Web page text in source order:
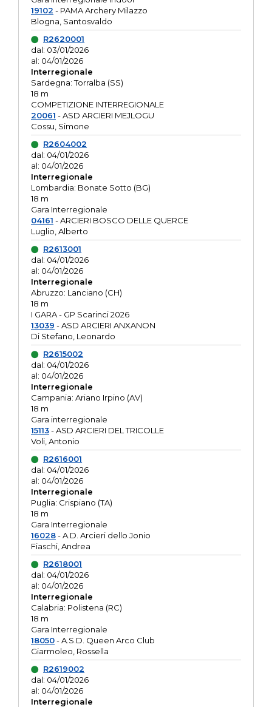
19102 - PAMA Archery Milazzo
Blogna, Santosvaldo
R2620001
dal: 03/01/2026
al: 04/01/2026
Interregionale
Sardegna: Torralba (SS)
18 m
COMPETIZIONE INTERREGIONALE
20061 - ASD ARCIERI MEJLOGU
Cossu, Simone
R2604002
dal: 04/01/2026
al: 04/01/2026
Interregionale
Lombardia: Bonate Sotto (BG)
18 m
Gara Interregionale
04161 - ARCIERI BOSCO DELLE QUERCE
Luglio, Alberto
R2613001
dal: 04/01/2026
al: 04/01/2026
Interregionale
Abruzzo: Lanciano (CH)
18 m
I GARA - GP Scarinci 2026
13039 - ASD ARCIERI ANXANON
Di Stefano, Leonardo
R2615002
dal: 04/01/2026
al: 04/01/2026
Interregionale
Campania: Ariano Irpino (AV)
18 m
Gara interregionale
15113- ASD ARCIERI DEL TRICOLLE
Voli, Antonio
R2616001
dal: 04/01/2026
al: 04/01/2026
Interregionale
Puglia: Crispiano (TA)
18 m
Gara Interregionale
16028- A.D. Arcieri dello Jonio
Fiaschi, Andrea
R2618001
dal: 04/01/2026
al: 04/01/2026
Interregionale
Calabria: Polistena (RC)
18 m
Gara Interregionale
18050- A.S.D. Queen Arco Club
Giarmoleo, Rossella
R2619002
dal: 04/01/2026
al: 04/01/2026
Interregionale